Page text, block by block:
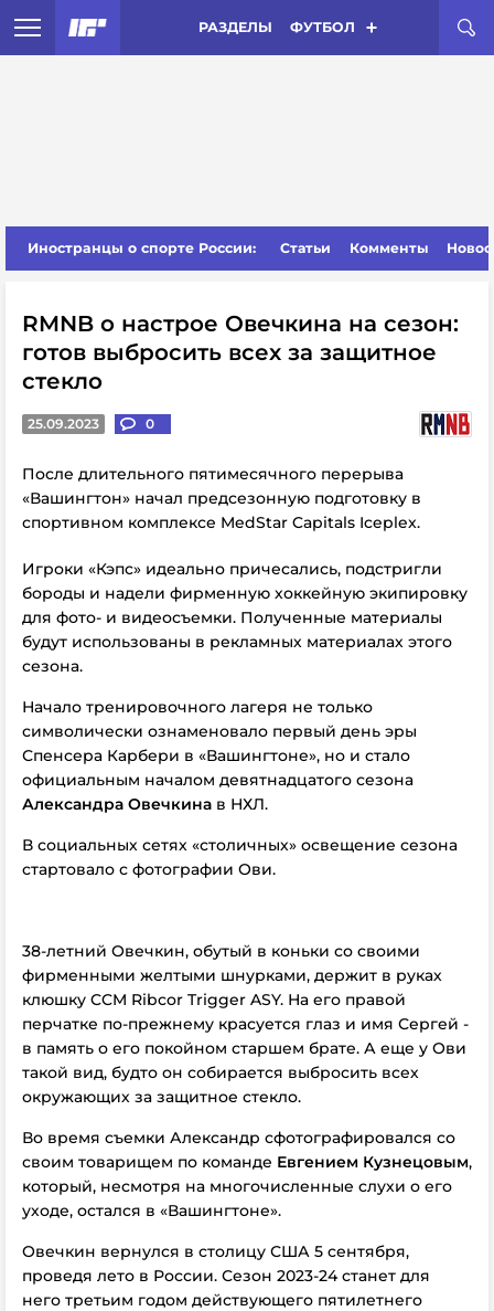
РАЗДЕЛЫ ФУТБОЛ
Иностранцы о спорте России: Статьи Комменты
RMNB о настрое Овечкина на сезон:
готов выбросить всех за защитное
стекло
25.09.2023 0
После длительного пятимесячного перерыва
«Вашингтон» начал предсезонную подготовку в
спортивном комплексе MedStar Capitals Iceplex.
Игроки «Кэпс» идеально причесались, подстригли
бороды и надели фирменную хоккейную экипировку
для фото- и видеосъемки. Полученные материалы
будут использованы в рекламных материалах этого
сезона.
Начало тренировочного лагеря не только
символически ознаменовало первый день эры
Спенсера Карбери в «Вашингтоне», но и стало
официальным началом девятнадцатого сезона
Александра Овечкина в НХЛ.
В социальных сетях «столичных» освещение сезона
стартовало с фотографии Ови.
38-летний Овечкин, обутый в коньки со своими
фирменными желтыми шнурками, держит в руках
клюшку CCM Ribcor Trigger ASY. На его правой
перчатке по-прежнему красуется глаз и имя Сергей -
в память о его покойном старшем брате. А еще у Ови
такой вид, будто он собирается выбросить всех
окружающих за защитное стекло.
Во время съемки Александр сфотографировался со
своим товарищем по команде Евгением Кузнецовым,
который, несмотря на многочисленные слухи о его
уходе, остался в «Вашингтоне».
Овечкин вернулся в столицу США 5 сентября,
проведя лето в России. Сезон 2023-24 станет для
него третьим годом действующего пятилетнего